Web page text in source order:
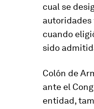
cual se
autoridades
cuando
sido
Colón de
ante el
entidad,